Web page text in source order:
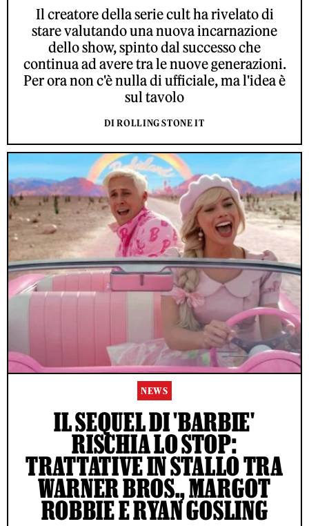
Il creatore della serie cult ha rivelato di
stare valutando una nuova incarnazione
dello show, spinto dal successo che
continua ad avere tra le nuove generazioni.
Per ora non c'è nulla di ufficiale, ma l'idea è
sul tavolo
DI ROLLING STONE IT
NEWS
IL SEQUEL DI 'BARBIE'
RISCHIA LO STOP:
TRATTATIVE IN STALLO TRA
WARNER BROS., MARGOT
ROBBIE E RYAN GOSLING